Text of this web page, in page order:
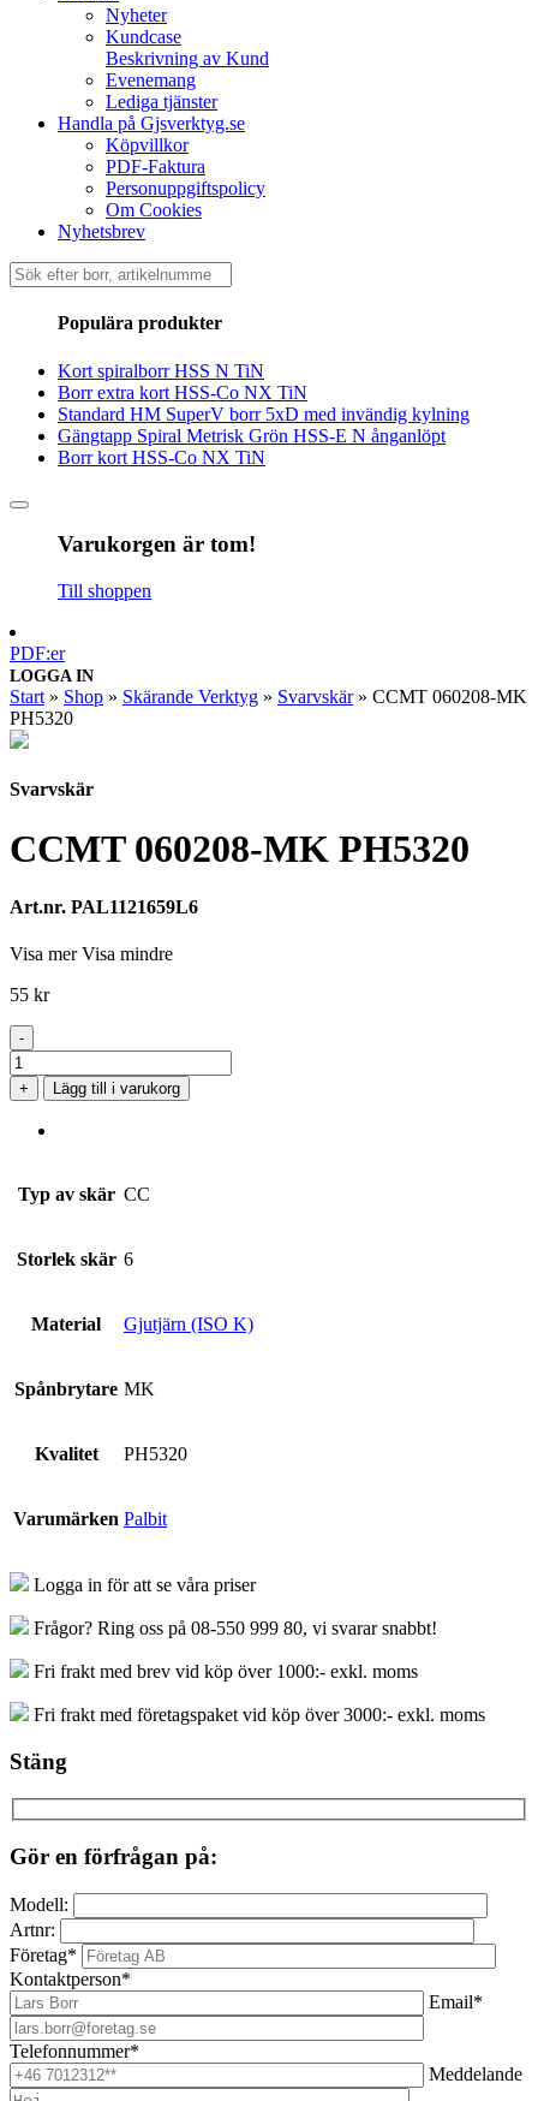
Nyheter
Kundcase
Beskrivning av Kund
Evenemang
Lediga tjänster
Handla på Gjsverktyg.se
Köpvillkor
PDF-Faktura
Personuppgiftspolicy
Om Cookies
Nyhetsbrev
Sök
efter:
Populära produkter
Kort spiralborr HSS N TiN
Borr extra kort HSS-Co NX TiN
Standard HM SuperV borr 5xD med invändig kylning
Gängtapp Spiral Metrisk Grön HSS-E N ånganlöpt
Borr kort HSS-Co NX TiN
Varukorgen är tom!
Till shoppen
PDF:er
LOGGA IN
Start » Shop » Skärande Verktyg » Svarvskär» CCMT 060208-MK
PH5320
Svarvskär
CCMT 060208-MK PH5320
Art.nr. PAL1121659L6
Visa mer Visa mindre
55 kr
-
CCMT
060208-
MK
PH5320
+ Lägg till i varukorg
Typ av skär CC
Storlek skär 6
Material Gjutjärn (ISO K)
Spånbrytare MK
Kvalitet PH5320
Varumärken Palbit
Logga in för att se våra priser
Frågor? Ring oss på 08-550 999 80, vi svarar snabbt!
Fri frakt med brev vid köp över 1000:- exkl. moms
Fri frakt med företagspaket vid köp över 3000:- exkl. moms
Stäng
Gör en förfrågan på:
Modell:
Artnr:
Företag*
Kontaktperson*
Email*
Telefonnummer*
Meddelande